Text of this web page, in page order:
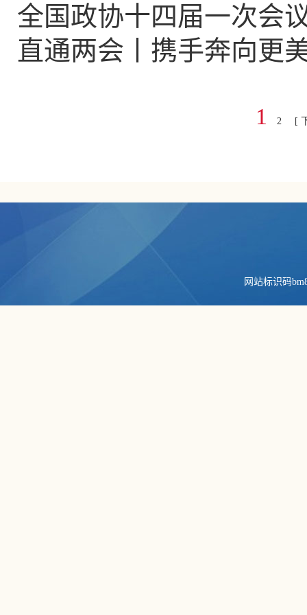
全国政协十四届一次会
直通两会丨携手奔向更
1 2 [
网站标识码